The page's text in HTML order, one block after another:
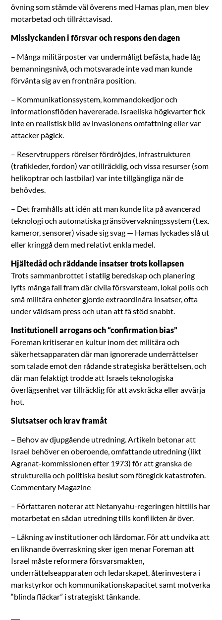
övning som stämde väl överens med Hamas plan, men blev
motarbetad och tillrättavisad.
Misslyckanden i försvar och respons den dagen
– Många militärposter var undermåligt befästa, hade låg
bemanningsnivå, och motsvarade inte vad man kunde
förvänta sig av en frontnära position.
– Kommunikationssystem, kommandokedjor och
informationsflöden havererade. Israeliska högkvarter fick
inte en realistisk bild av invasionens omfattning eller var
attacker pågick.
– Reservtruppers rörelser fördröjdes, infrastrukturen
(trafikleder, fordon) var otillräcklig, och vissa resurser (som
helikoptrar och lastbilar) var inte tillgängliga när de
behövdes.
– Det framhålls att idén att man kunde lita på avancerad
teknologi och automatiska gränsövervakningssystem (t.ex.
kameror, sensorer) visade sig svag — Hamas lyckades slå ut
eller kringgå dem med relativt enkla medel.
Hjältedåd och räddande insatser trots kollapsen
Trots sammanbrottet i statlig beredskap och planering
lyfts många fall fram där civila försvarsteam, lokal polis och
små militära enheter gjorde extraordinära insatser, ofta
under våldsam press och utan att få stöd snabbt.
Institutionell arrogans och “confirmation bias”
Foreman kritiserar en kultur inom det militära och
säkerhetsapparaten där man ignorerade underrättelser
som talade emot den rådande strategiska berättelsen, och
där man felaktigt trodde att Israels teknologiska
överlägsenhet var tillräcklig för att avskräcka eller avvärja
hot.
Slutsatser och krav framåt
– Behov av djupgående utredning. Artikeln betonar att
Israel behöver en oberoende, omfattande utredning (likt
Agranat-kommissionen efter 1973) för att granska de
strukturella och politiska beslut som föregick katastrofen.
Commentary Magazine
– Författaren noterar att Netanyahu-regeringen hittills har
motarbetat en sådan utredning tills konflikten är över.
– Läkning av institutioner och lärdomar. För att undvika att
en liknande överraskning sker igen menar Foreman att
Israel måste reformera försvarsmakten,
underrättelseapparaten och ledarskapet, återinvestera i
markstyrkor och kommunikationskapacitet samt motverka
“blinda fläckar” i strategiskt tänkande.